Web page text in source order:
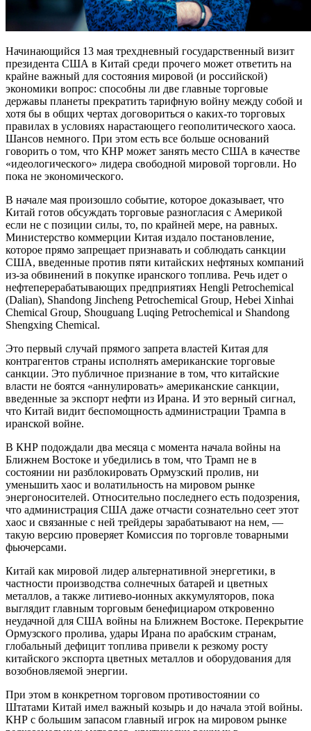
Начинающийся 13 мая трехдневный государственный визит
президента США в Китай среди прочего может ответить на
крайне важный для состояния мировой (и российской)
экономики вопрос: способны ли две главные торговые
державы планеты прекратить тарифную войну между собой и
хотя бы в общих чертах договориться о каких-то торговых
правилах в условиях нарастающего геополитического хаоса.
Шансов немного. При этом есть все больше оснований
говорить о том, что КНР может занять место США в качестве
«идеологического» лидера свободной мировой торговли. Но
пока не экономического.
В начале мая произошло событие, которое доказывает, что
Китай готов обсуждать торговые разногласия с Америкой
если не с позиции силы, то, по крайней мере, на равных.
Министерство коммерции Китая издало постановление,
которое прямо запрещает признавать и соблюдать санкции
США, введенные против пяти китайских нефтяных компаний
из-за обвинений в покупке иранского топлива. Речь идет о
нефтеперерабатывающих предприятиях Hengli Petrochemical
(Dalian), Shandong Jincheng Petrochemical Group, Hebei Xinhai
Chemical Group, Shouguang Luqing Petrochemical и Shandong
Shengxing Chemical.
Это первый случай прямого запрета властей Китая для
контрагентов страны исполнять американские торговые
санкции. Это публичное признание в том, что китайские
власти не боятся «аннулировать» американские санкции,
введенные за экспорт нефти из Ирана. И это верный сигнал,
что Китай видит беспомощность администрации Трампа в
иранской войне.
В КНР подождали два месяца с момента начала войны на
Ближнем Востоке и убедились в том, что Трамп не в
состоянии ни разблокировать Ормузский пролив, ни
уменьшить хаос и волатильность на мировом рынке
энергоносителей. Относительно последнего есть подозрения,
что администрация США даже отчасти сознательно сеет этот
хаос и связанные с ней трейдеры зарабатывают на нем, —
такую версию проверяет Комиссия по торговле товарными
фьючерсами.
Китай как мировой лидер альтернативной энергетики, в
частности производства солнечных батарей и цветных
металлов, а также литиево-ионных аккумуляторов, пока
выглядит главным торговым бенефициаром откровенно
неудачной для США войны на Ближнем Востоке. Перекрытие
Ормузского пролива, удары Ирана по арабским странам,
глобальный дефицит топлива привели к резкому росту
китайского экспорта цветных металлов и оборудования для
возобновляемой энергии.
При этом в конкретном торговом противостоянии со
Штатами Китай имел важный козырь и до начала этой войны.
КНР с большим запасом главный игрок на мировом рынке